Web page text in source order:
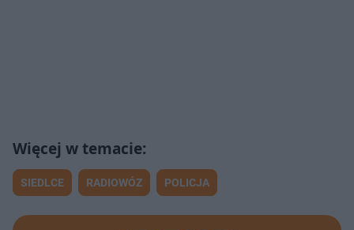
SIEDLCE RADIOWÓZ POLICJA